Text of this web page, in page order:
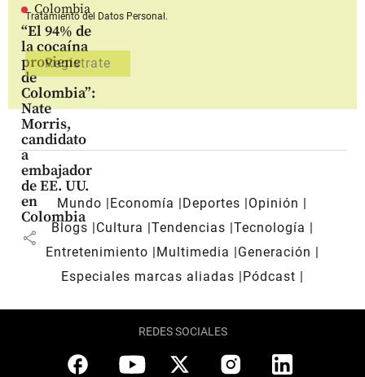
Colombia
“El 94% de
la cocaína
proviene
de
Colombia”:
Nate
Morris,
candidato
a
embajador
de EE. UU.
en
Colombia
share
Tratamiento del Datos Personal.
Mundo Economía Deportes
Opinión
Blogs
Cultura Tendencias Tecnología
Entretenimiento
Multimedia
Generación
Especiales marcas aliadas
Pódcast
REDES SOCIALES